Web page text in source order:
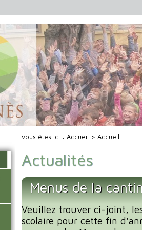
vous êtes ici : Accueil > Accueil
Actualités
Menus de la
Veuillez trouver ci-joint,
scolaire pour cette fin